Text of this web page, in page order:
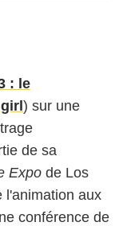
: le
) sur une
de sa
Expo de Los
l'animation aux
conférence de